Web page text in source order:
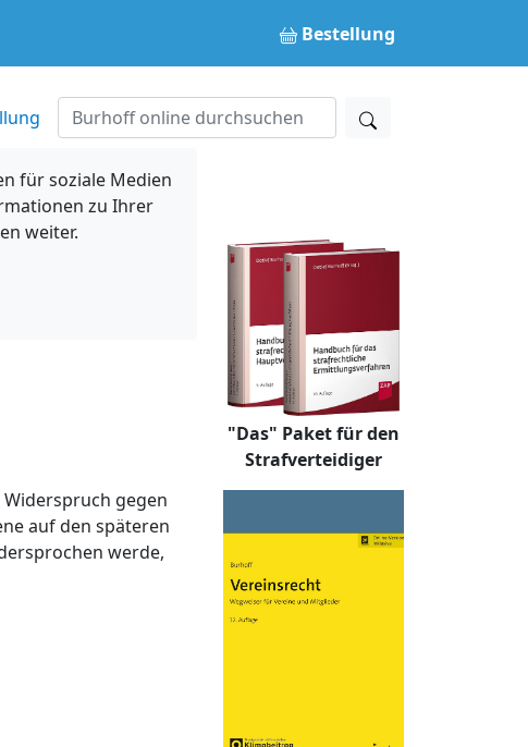
Bestellung
für soziale Medien
zu Ihrer
weiter.
gegen
auf den späteren
werde,
"Das" Paket für den
Strafverteidiger